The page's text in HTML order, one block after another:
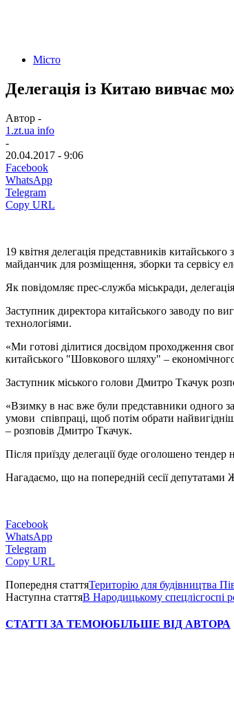
Місто
Делегація із Китаю вивчає
Автор -
1.zt.ua info
-
20.04.2017 - 9:06
Facebook
WhatsApp
Telegram
Copy URL
19 квітня делегація представників
майданчик для розміщення, зборки та сервісу
Як повідомляє прес-служба міськради,
Заступник директора китайського заводу по
технологіями.
«Ми готові ділитися досвідом проходження
китайського "Шовкового шляху" –
Заступник міського голови Дмитро Ткачук
«Взимку в нас вже були представники одного
умови співпраці, щоб потім обрати
– розповів Дмитро Ткачук.
Після приїзду делегації буде оголошено
Нагадаємо, що на попередній сесії депутатами
Facebook
WhatsApp
Telegram
Copy URL
Попередня статтяТериторію для будівництва
Наступна статтяВ Народицькому спецлісгоспі
СТАТТІ ЗА ТЕМОЮБІЛЬШЕ ВІД АВТОРА